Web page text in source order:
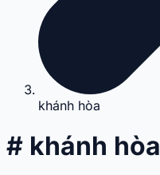
khánh hòa
# khánh hòa